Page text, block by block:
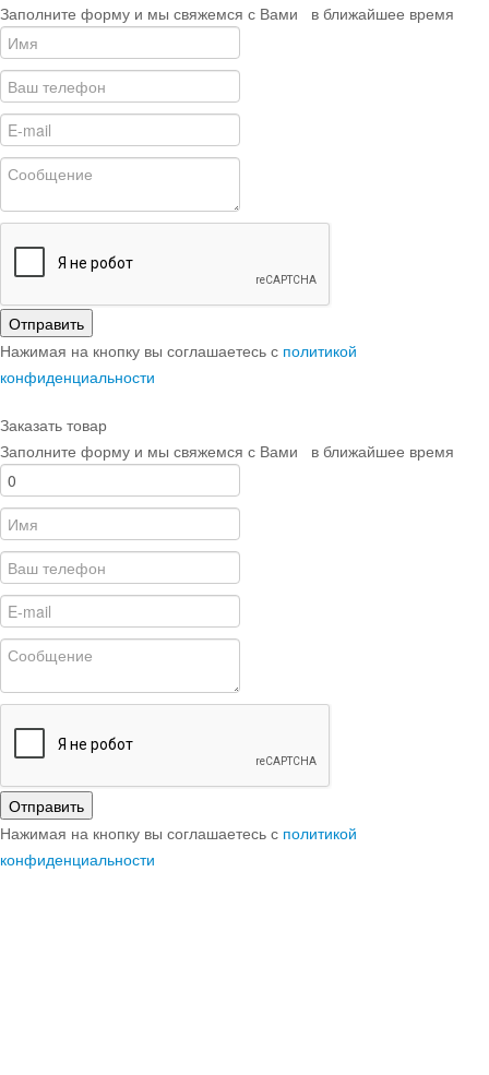
Заполните форму и мы свяжемся с Вами в ближайшее время
Отправить
Нажимая на кнопку вы соглашаетесь с политикой
конфиденциальности
Заказать товар
Заполните форму и мы свяжемся с Вами в ближайшее время
Отправить
Нажимая на кнопку вы соглашаетесь с политикой
конфиденциальности